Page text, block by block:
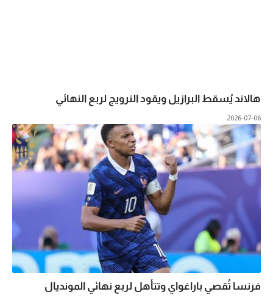
هالاند يُسقط البرازيل ويقود النرويج لربع النهائي
2026-07-06
فرنسا تُقصي باراغواي وتتأهل لربع نهائي المونديال